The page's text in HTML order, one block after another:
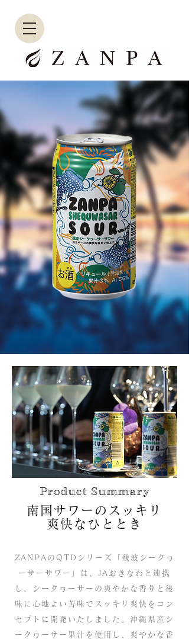
Product Summary
南国サワーの​スッキリ
爽快なひととき
ZANPAのQTDシリーズ「残波シークヮ
ーサーサワー」は、JAおきなわと連携
し、シークヮーサーの爽やかな香りと後
味に心地よい苦味でスッキリ爽快をコン
セプトに開発いたしました。沖縄県産シ
ークヮーサー果汁を使用し、爽やかな香